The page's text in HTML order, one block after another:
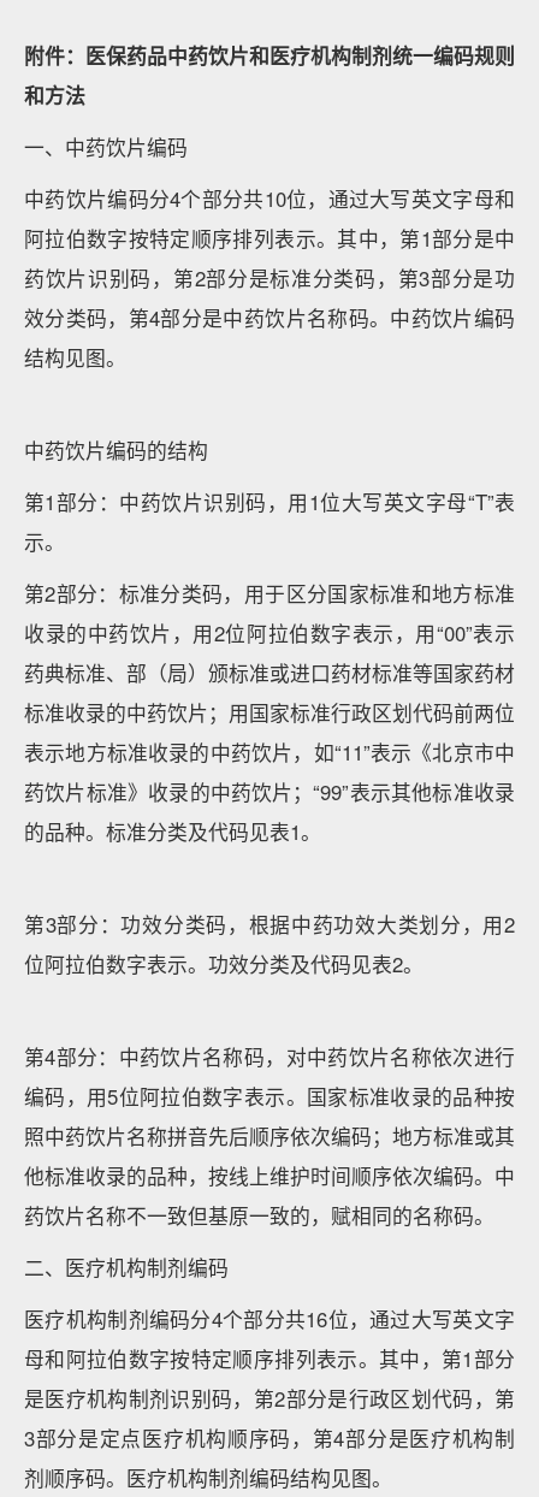
附件： 医保药品中药饮片和医疗机构制剂统一编码规则
和方法
一、中药饮片编码
中药饮片编码分4个部分共10位，通过大写英文字母和
阿拉伯数字按特定顺序排列表示。其中，第1部分是中
药饮片识别码，第2部分是标准分类码，第3部分是功
效分类码，第4部分是中药饮片名称码。中药饮片编码
结构见图。
中药饮片编码的结构
第1部分：中药饮片识别码，用1位大写英文字母“T”表
示。
第2部分：标准分类码，用于区分国家标准和地方标准
收录的中药饮片，用2位阿拉伯数字表示，用“00”表示
药典标准、部（局）颁标准或进口药材标准等国家药材
标准收录的中药饮片；用国家标准行政区划代码前两位
表示地方标准收录的中药饮片，如“11”表示《北京市中
药饮片标准》收录的中药饮片；“99”表示其他标准收录
的品种。标准分类及代码见表1。
第3部分：功效分类码，根据中药功效大类划分，用2
位阿拉伯数字表示。功效分类及代码见表2。
第4部分：中药饮片名称码，对中药饮片名称依次进行
编码，用5位阿拉伯数字表示。国家标准收录的品种按
照中药饮片名称拼音先后顺序依次编码；地方标准或其
他标准收录的品种，按线上维护时间顺序依次编码。中
药饮片名称不一致但基原一致的，赋相同的名称码。
二、医疗机构制剂编码
医疗机构制剂编码分4个部分共16位，通过大写英文字
母和阿拉伯数字按特定顺序排列表示。其中，第1部分
是医疗机构制剂识别码，第2部分是行政区划代码，第
3部分是定点医疗机构顺序码，第4部分是医疗机构制
剂顺序码。医疗机构制剂编码结构见图。